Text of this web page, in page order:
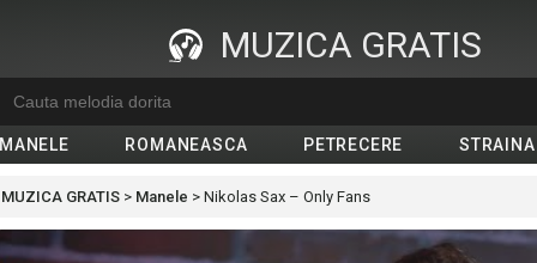
MUZICA GRATIS
MANELE ROMANEASCA PETRECERE STRAINA
MUZICA GRATIS > Manele > Nikolas Sax – Only Fans